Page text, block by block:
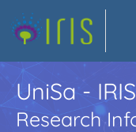
UniSa -
Research